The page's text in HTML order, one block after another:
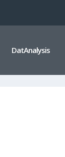
DatAnalysis